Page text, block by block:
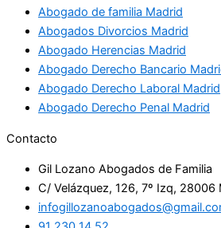
Abogado de familia Madrid
Abogados Divorcios Madrid
Abogado Herencias Madrid
Abogado Derecho Bancario
Abogado Derecho Laboral Madrid
Abogado Derecho Penal Madrid
Contacto
Gil Lozano Abogados de Familia
C/ Velázquez, 126, 7º Izq, 28006